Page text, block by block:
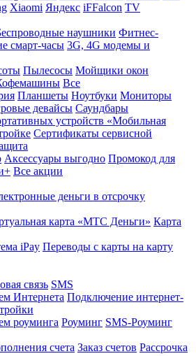
Xiaomi Яндекс iFFalcon TV
наушники Фитнес-
смарт-часы 3G, 4G модемы и
Пылесосы Мойщики окон
Все
Планшеты Ноутбуки Мониторы
девайсы Саундбары
устройств «Мобильная
Сертификаты сервисной
Аксессуары выгодно Промокод для
Все акции
деньги в отсрочку
карта «МТС Деньги» Карта
iPay Переводы с карты на карту
связь SMS
Интернета Подключение интернет-
роуминга Роуминг SMS-Роуминг
счета Заказ счетов Рассрочка